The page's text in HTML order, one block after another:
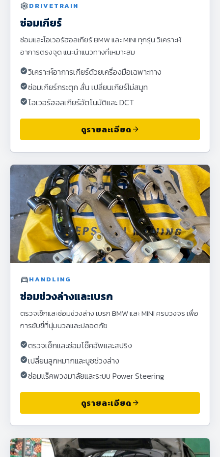
settingsDRIVETRAIN
ซ่อมเกียร์
ซ่อมและโอเวอร์ฮอลเกียร์ BMW และ MINI ทุกรุ่น วิเคราะห์
อาการตรงจุด แนะนำแนวทางที่เหมาะสม
check_circleวิเคราะห์อาการเกียร์ด้วยเครื่องมือเฉพาะทาง
check_circleซ่อมเกียร์กระตุก สั่น เปลี่ยนเกียร์ไม่สมูท
check_circleโอเวอร์ฮอลเกียร์อัตโนมัติและ DCT
ดูรายละเอียด arrow_forward
directions_carHANDLING
ซ่อมช่วงล่างและเบรก
ตรวจเช็กและซ่อมช่วงล่าง เบรก BMW และ MINI ครบวงจร เพื่อ
การขับขี่ที่นุ่มนวลและปลอดภัย
check_circleตรวจเช็กและซ่อมโช๊คอัพและสปริง
check_circleเปลี่ยนลูกหมากและบูชช่วงล่าง
check_circleซ่อมแร็คพวงมาลัยและระบบ Power Steering
ดูรายละเอียด arrow_forward